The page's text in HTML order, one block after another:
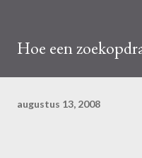
Hoe een
augustus 13, 2008